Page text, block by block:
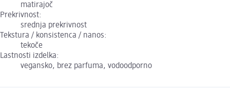
matirajoč
Prekrivnost:
srednja prekrivnost
Tekstura / konsistenca / nanos:
tekoče
Lastnosti izdelka:
vegansko, brez parfuma, vodoodporno